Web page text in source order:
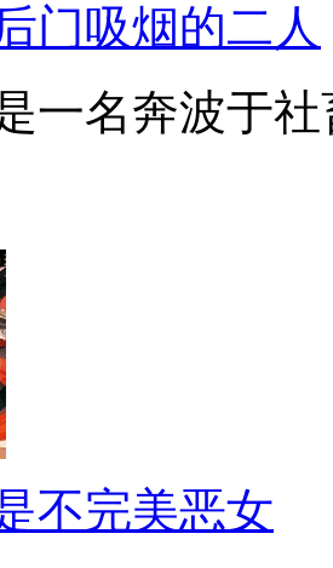
门吸烟的二人
一名奔波于社
不完美恶女